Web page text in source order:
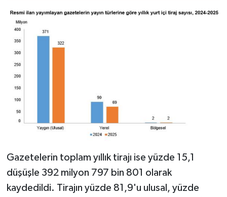
Gazetelerin toplam yıllık tirajı ise yüzde 15,1
düşüşle 392 milyon 797 bin 801 olarak
kaydedildi. Tirajın yüzde 81,9'u ulusal, yüzde